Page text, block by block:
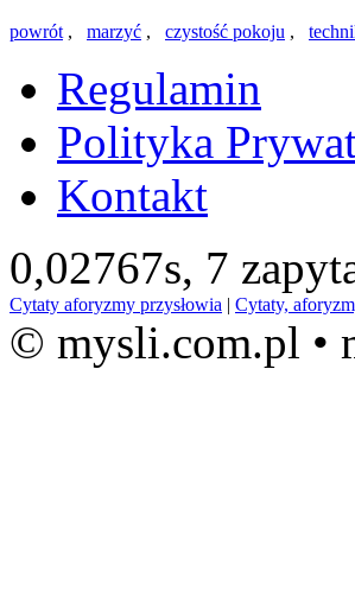
powrót, marzyć , czystość pokoju ,
Regulamin
Polityka
Kontakt
0,02767s, 7
Cytaty aforyzmy przysłowia | Cytaty,
© mysli.com.pl •